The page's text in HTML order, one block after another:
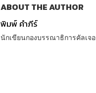
ABOUT THE AUTHOR
พิมพ์ คำภีร์
นักเขียนกองบรรณาธิการคัลเจ